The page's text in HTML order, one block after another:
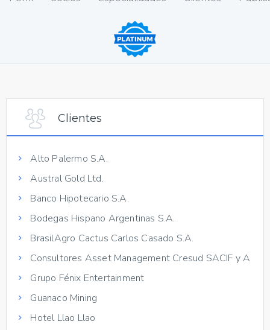
Clientes
Alto Palermo S.A.
Austral Gold Ltd.
Banco Hipotecario S.A.
Bodegas Hispano Argentinas S.A.
BrasilAgro Cactus Carlos Casado S.A.
Consultores Asset Management Cresud SACIF y A
Grupo Fénix Entertainment
Guanaco Mining
Hotel Llao Llao